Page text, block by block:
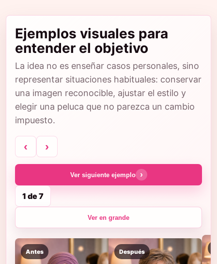
Ejemplos visuales para
entender el objetivo
La idea no es enseñar casos personales, sino
representar situaciones habituales: conservar
una imagen reconocible, ajustar el estilo y
elegir una peluca que no parezca un cambio
impuesto.
‹ ›
Antes Después
Ver siguiente ejemplo ›
1 de 7
Ver en grande